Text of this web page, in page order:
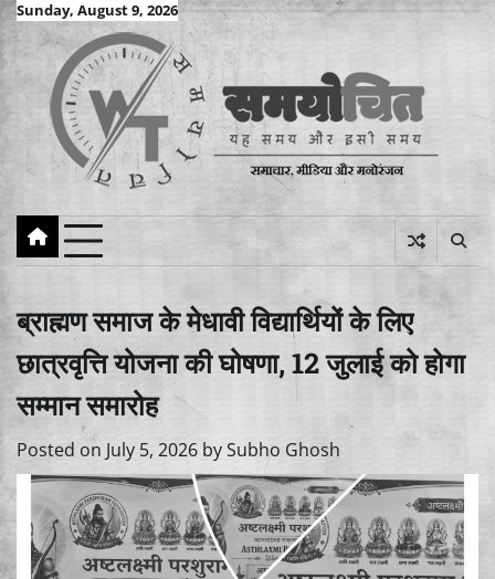
Skip
to
content
Sunday, August 9, 2026
ब्राह्मण समाज के मेधावी विद्यार्थियों के लिए
छात्रवृत्ति योजना की घोषणा, 12 जुलाई को होगा
सम्मान समारोह
Posted on July 5, 2026 bySubho Ghosh